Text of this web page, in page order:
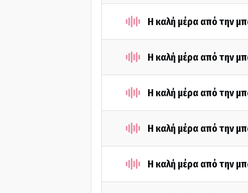
Η καλή μέρα από την
Η καλή μέρα από την
Η καλή μέρα από την
Η καλή μέρα από την
Η καλή μέρα από την